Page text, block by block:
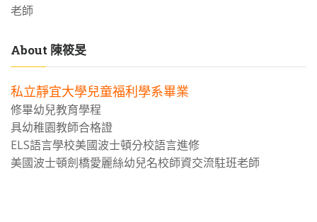
老師
About 陳筱旻
私立靜宜大學兒童福利學系畢業
修畢幼兒教育學程
具幼稚園教師合格證
ELS語言學校美國波士頓分校語言進修
美國波士頓劍橋愛麗絲幼兒名校師資交流駐班老師